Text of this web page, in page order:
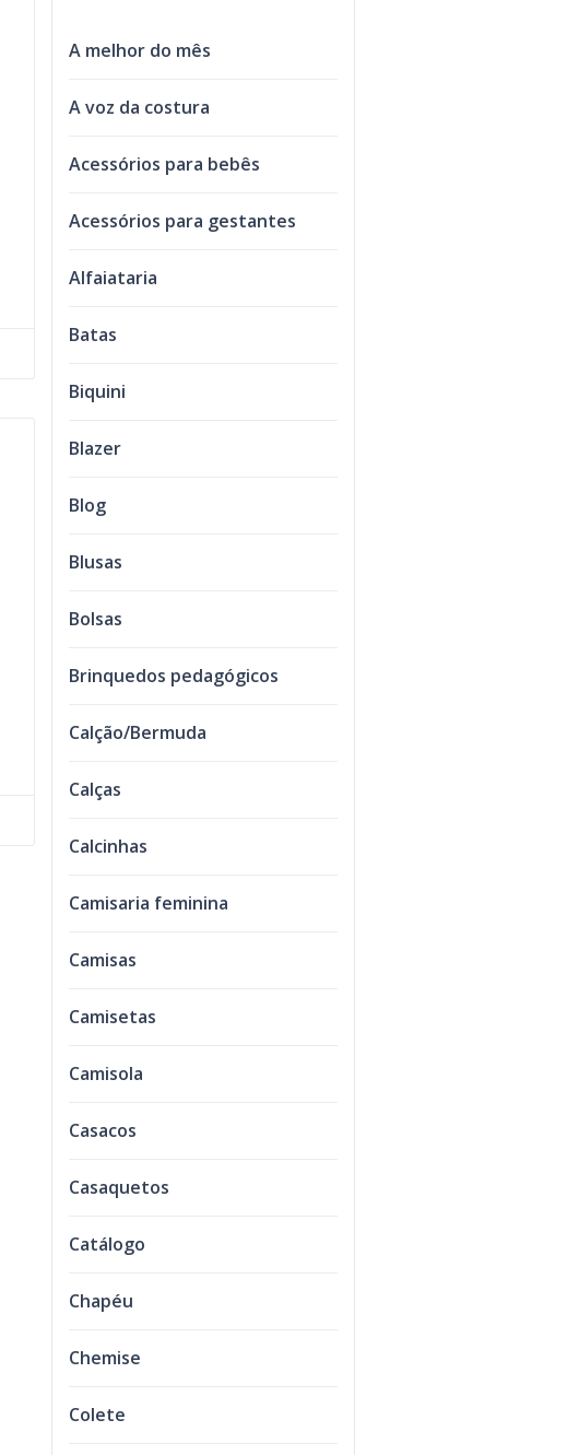
A melhor do mês
A voz da costura
Acessórios para bebês
Acessórios para gestantes
Alfaiataria
Batas
Biquini
Blazer
Blog
Blusas
Bolsas
Brinquedos pedagógicos
Calção/Bermuda
Calças
Calcinhas
Camisaria feminina
Camisas
Camisetas
Camisola
Casacos
Casaquetos
Catálogo
Chapéu
Chemise
Colete